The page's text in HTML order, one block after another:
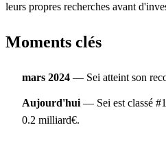
leurs propres recherches avant
Moments clés
mars 2024 — Sei atteint son
Aujourd'hui — Sei est classé
0.2 milliard€.